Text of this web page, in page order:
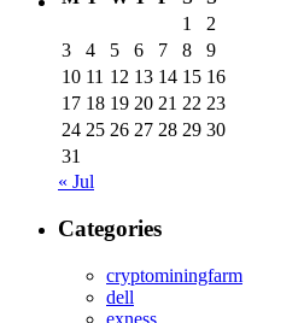
1
2
3
4 5 6 7 8
9
10 11 12 13 14 15 16
17 18 19 20 21 22 23
24 25 26 27 28 29 30
31
« Jul
Categories
cryptominingfarm
dell
exness